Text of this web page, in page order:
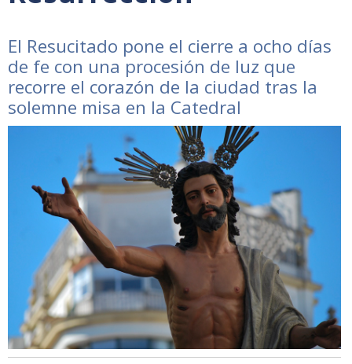
El Resucitado pone el cierre a ocho días
de fe con una procesión de luz que
recorre el corazón de la ciudad tras la
solemne misa en la Catedral